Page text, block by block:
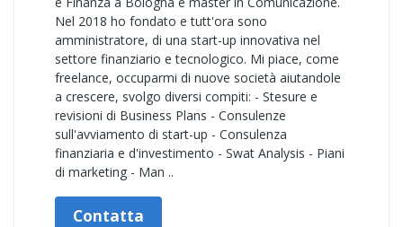
Nel 2018 ho fondato e tutt'ora sono
amministratore, di una start-up innovativa nel
settore finanziario e tecnologico. Mi piace, come
freelance, occuparmi di nuove società aiutandole
a crescere, svolgo diversi compiti: - Stesure e
revisioni di Business Plans - Consulenze
sull'avviamento di start-up - Consulenza
finanziaria e d'investimento - Swat Analysis - Piani
di marketing - Man ..
Contatta